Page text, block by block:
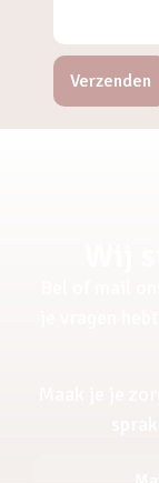
Verzenden